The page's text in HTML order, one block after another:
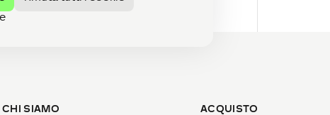
CHI SIAMO
ACQUISTO